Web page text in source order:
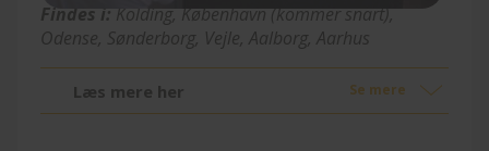
Findes i: Kolding, København (kommer snart),
Odense, Sønderborg, Vejle, Aalborg, Aarhus
Se mere
Læs mere her